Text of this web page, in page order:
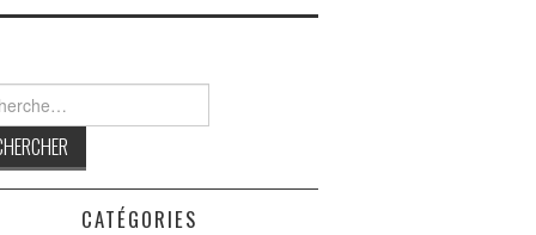
CATÉGORIES